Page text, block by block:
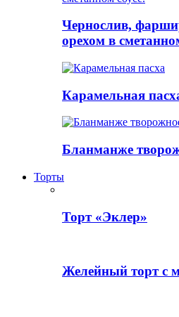
Чернослив,
орехом в
Карамельная
Бланманже
Торты
Торт «Эклер»
Желейный торт с